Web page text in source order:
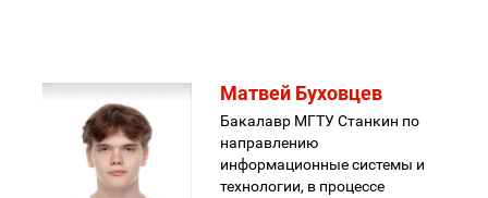
Матвей Буховцев
Бакалавр МГТУ Станкин по
направлению
информационные системы и
технологии, в процессе